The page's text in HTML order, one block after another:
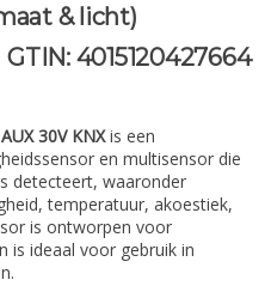
& licht)
4015120427664
30V KNXis een
en multisensor die
detecteert, waaronder
temperatuur, akoestiek,
is ontworpen voor
is ideaal voor gebruik in